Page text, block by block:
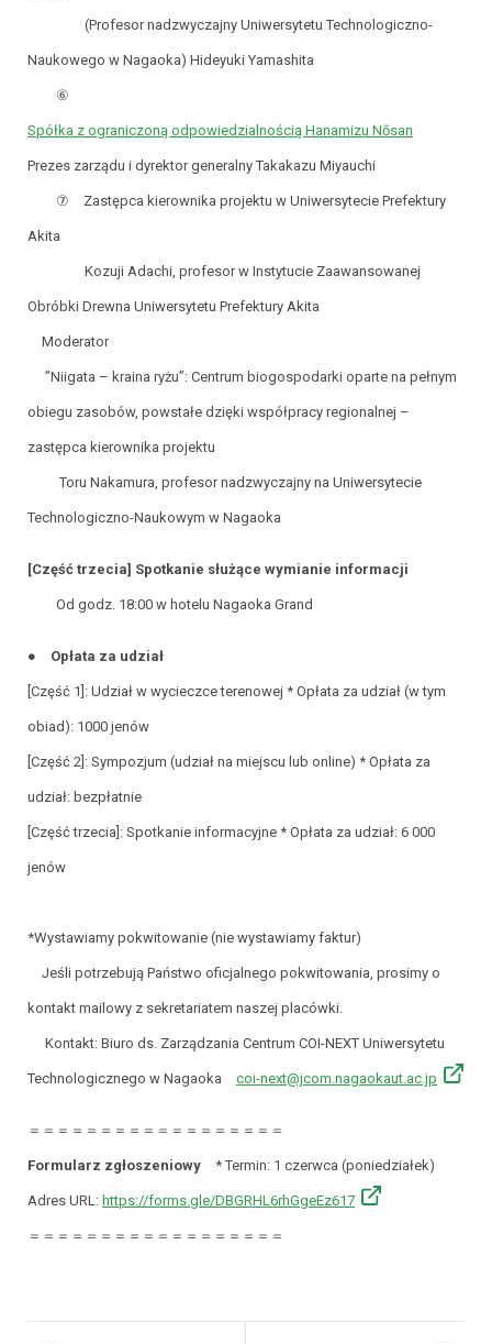
(Profesor nadzwyczajny Uniwersytetu Technologiczno-
Naukowego w Nagaoka) Hideyuki Yamashita
⑥
Spółka z ograniczoną odpowiedzialnością Hanamizu Nōsan
Prezes zarządu i dyrektor generalny Takakazu Miyauchi
⑦ Zastępca kierownika projektu w Uniwersytecie Prefektury
Akita
Kozuji Adachi, profesor w Instytucie Zaawansowanej
Obróbki Drewna Uniwersytetu Prefektury Akita
Moderator
”Niigata – kraina ryżu”: Centrum biogospodarki oparte na pełnym
obiegu zasobów, powstałe dzięki współpracy regionalnej –
zastępca kierownika projektu
Toru Nakamura, profesor nadzwyczajny na Uniwersytecie
Technologiczno-Naukowym w Nagaoka
[Część trzecia] Spotkanie służące wymianie informacji
Od godz. 18:00 w hotelu Nagaoka Grand
● Opłata za udział
[Część 1]: Udział w wycieczce terenowej * Opłata za udział (w tym
obiad): 1000 jenów
[Część 2]: Sympozjum (udział na miejscu lub online) * Opłata za
udział: bezpłatnie
[Część trzecia]: Spotkanie informacyjne * Opłata za udział: 6 000
jenów
*Wystawiamy pokwitowanie (nie wystawiamy faktur)
Jeśli potrzebują Państwo oficjalnego pokwitowania, prosimy o
kontakt mailowy z sekretariatem naszej placówki.
Kontakt: Biuro ds. Zarządzania Centrum COI-NEXT Uniwersytetu
Technologicznego w Nagaoka coi-next@jcom.nagaokaut.ac.jp
＝＝＝＝＝＝＝＝＝＝＝＝＝＝＝＝＝＝
Formularz zgłoszeniowy * Termin: 1 czerwca (poniedziałek)
Adres URL: https://forms.gle/DBGRHL6rhGgeEz617
＝＝＝＝＝＝＝＝＝＝＝＝＝＝＝＝＝＝